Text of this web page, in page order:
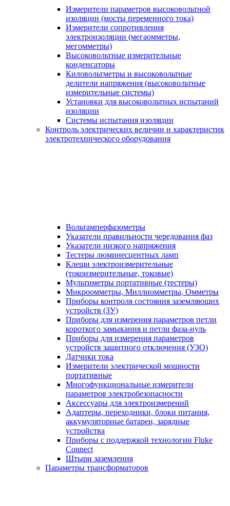
Измерители параметров высоковольтной
изоляции (мосты переменного тока)
Измерители сопротивления
электроизоляции (мегаомметры,
мегомметры)
Высоковольтные измерительные
конденсаторы
Киловольтметры и высоковольтные
делители напряжения (высоковольтные
измерительные системы)
Установки для высоковольтных испытаний
изоляции
Системы испытания изоляции
Контроль электрических величин и характеристик
электротехнического оборудования
Вольтамперфазометры
Указатели правильности чередования фаз
Указатели низкого напряжения
Тестеры люминесцентных ламп
Клещи электроизмерительные
(токоизмерительные, токовые)
Мультиметры портативные (тестеры)
Микроомметры, Миллиомметры, Омметры
Приборы контроля состояния заземляющих
устройств (ЗУ)
Приборы для измерения параметров петли
короткого замыкания и петли фаза-нуль
Приборы для измерения параметров
устройств защитного отключения (УЗО)
Датчики тока
Измерители электрической мощности
портативные
Многофункциональные измерители
параметров электробезопасности
Аксессуары для электроизмерений
Адаптеры, переходники, блоки питания,
аккумуляторные батареи, зарядные
устройства
Приборы с поддержкой технологии Fluke
Connect
Штыри заземления
Параметры трансформаторов